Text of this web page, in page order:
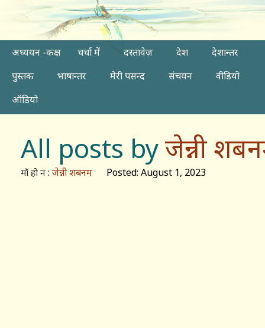
अध्ययन -कक्ष चर्चा में दस्तावेज़ देश
देशान्तर
पुस्तक
भाषान्तर मेरी पसन्द संचयन
वीडियो
ऑडियो
All posts byजेन्नी
माँ हो न : जेन्नी शबनम Posted: August 1, 2023